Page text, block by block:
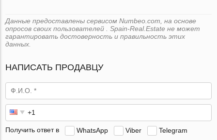
Данные предоставлены сервисом Numbeo.com, на основе
опросов своих пользователей . Spain-Real.Estate не может
гарантировать достоверность и правильность этих
данных.
НАПИСАТЬ ПРОДАВЦУ
Получить ответ в WhatsApp Viber Telegram